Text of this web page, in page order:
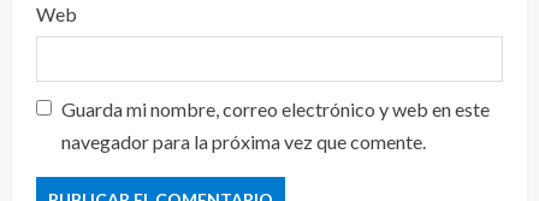
Web
Guarda mi nombre, correo electrónico y web en este
navegador para la próxima vez que comente.